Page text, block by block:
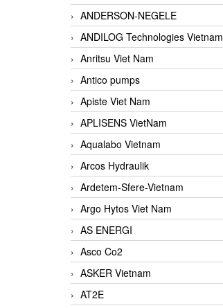
ANDERSON-NEGELE
ANDILOG Technologies Vietnam
Anritsu Viet Nam
Antico pumps
Apiste Viet Nam
APLISENS VietNam
Aqualabo Vietnam
Arcos Hydraulik
Ardetem-Sfere-Vietnam
Argo Hytos Viet Nam
AS ENERGI
Asco Co2
ASKER Vietnam
AT2E